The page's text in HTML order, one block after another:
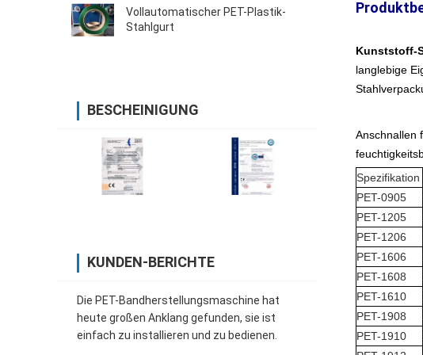
Vollautomatischer PET-Plastik-
Stahlgurt
BESCHEINIGUNG
KUNDEN-BERICHTE
Die PET-Bandherstellungsmaschine hat
heute großen Anklang gefunden, sie ist
einfach zu installieren und zu bedienen.
Kunststoff-
langlebige
Anschnallen
Spezifikation
PET-0905
PET-1205
PET-1206
PET-1606
PET-1608
PET-1610
PET-1908
PET-1910